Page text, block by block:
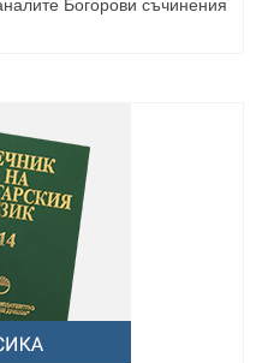
Богорови съчинения